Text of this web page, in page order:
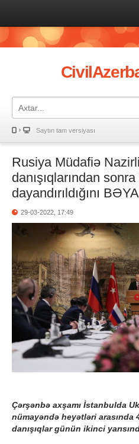
Saytın tam versiyası
Rusiya Müdafiə
danışıqlarından
dayandırıldığını
29-03-2022, 17:49
Çərşənbə axşamı İstanbulda
nümayəndə heyətləri arasında
danışıqlar günün ikinci